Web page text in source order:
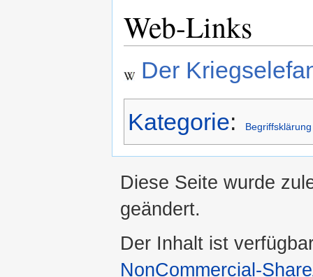
Web-Links
Der
Kategorie: Begriffsklärung
Diese Seite wurde
geändert.
Der Inhalt ist
NonCommercial-